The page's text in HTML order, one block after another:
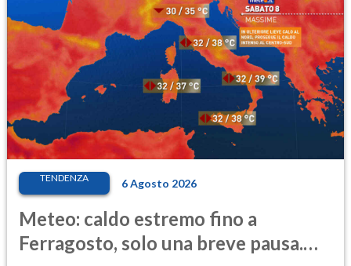
TENDENZA 6 Agosto 2026
Meteo: caldo estremo fino a
Ferragosto, solo una breve pausa.